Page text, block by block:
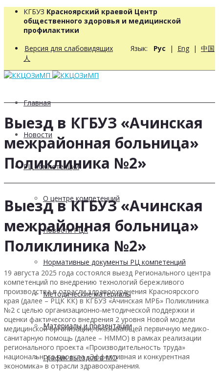
КГБУЗ Красноярский краевой Центр
общественного здоровья и медицинской
профилактики
Версия для слабовидящих Язык: Рус | Eng | 中国
人
Главная
Новости
РЦ компетенций
О центре компетенций
Новости РЦК
Нормативные документы РЦ компетенций
Методические материалы
Материалы и презентации
График выездов в МО
Выезд в КГБУЗ «Ачинская
межрайонная больница»
Поликлиника №2»
Выезд в КГБУЗ «Ачинская
межрайонная больница»
Поликлиника №2»
19 августа 2025 года состоялся выезд Регионального центра
компетенций по внедрению технологий бережливого
производства в отрасли здравоохранения Красноярского
края (далее – РЦК КК) в КГБУЗ «Ачинская МРБ» Поликлиника
№2 с целью организационно-методической поддержки и
оценки фактического внедрения 2 уровня Новой модели
медицинской организации, оказывающей первичную медико-
санитарную помощь (далее – НММО) в рамках реализации
регионального проекта «Производительность труда»
национального проекта «Эффективная и конкурентная
экономика» в отрасли здравоохранения.